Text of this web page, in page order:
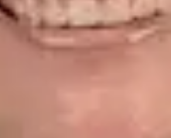
Montañez — Dermatologist,
Alfredo del Valle Moreno Montañez —
Health Spain. Book an online video